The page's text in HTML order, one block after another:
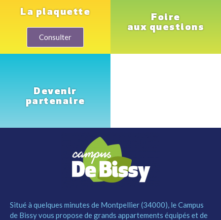
La plaquette
Consulter
Foire
aux questions
Devenir
partenaire
Situé à quelques minutes de Montpellier (34000), le Campus
de Bissy vous propose de grands appartements équipés et de